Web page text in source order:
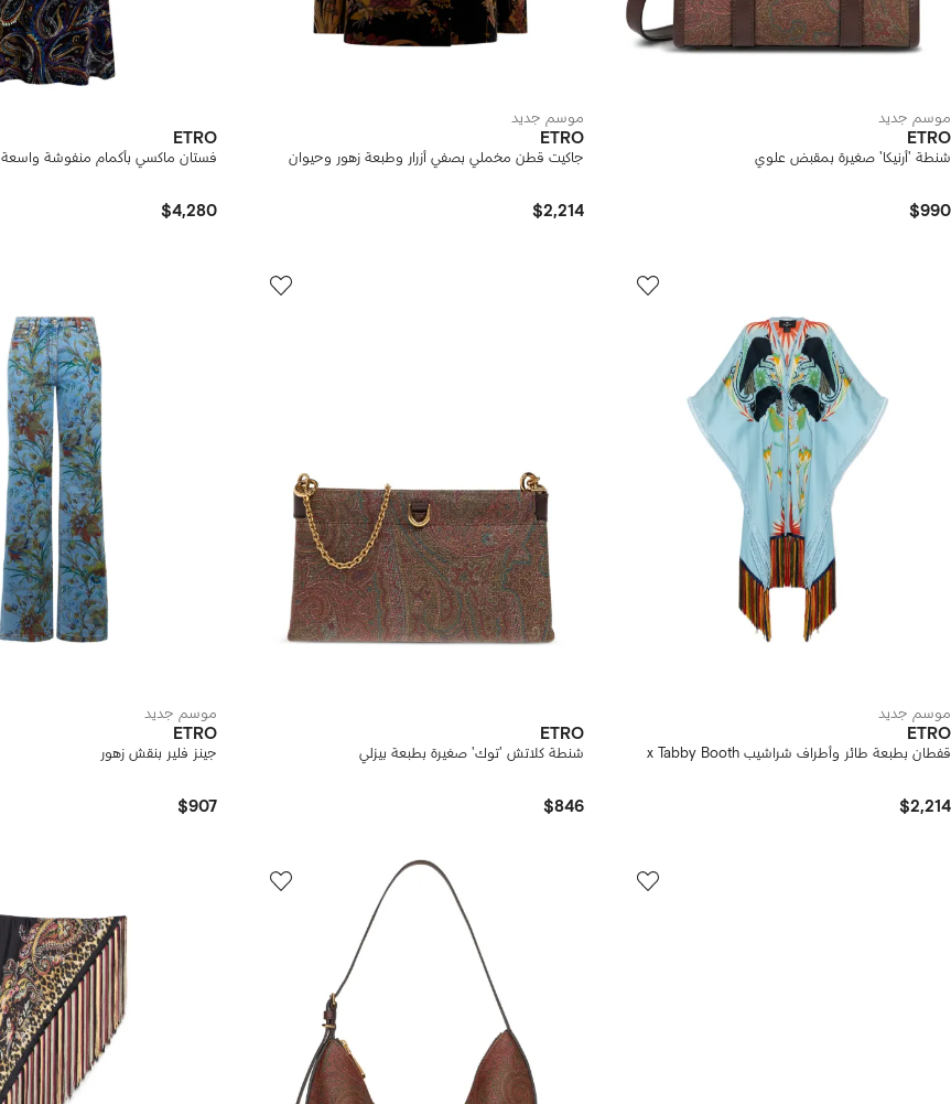
موسم جديد
ETRO
شنطة 'أرنيكا' صغيرة بمقبض علوي
$990
موسم جديد
ETRO
جاكيت قطن مخملي بصفي أزرار وطبعة زهور وحيوان
$2,214
ETRO
فستان ماكسي بأكمام منفوشة واسعة
$4,280
موسم جديد
ETRO
قفطان بطبعة طائر وأطراف شراشيب x Tabby Booth
$2,214
ETRO
شنطة كلاتش 'توك' صغيرة بطبعة بيزلي
$846
موسم جديد
ETRO
جينز فلير بنقش زهور
$907